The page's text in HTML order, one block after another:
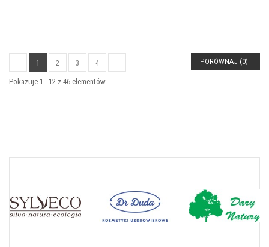
PORÓWNAJ (0)
1 2 3 4
Pokazuje 1 - 12 z 46 elementów